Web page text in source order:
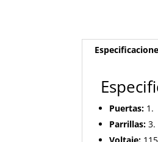
Puertas: 1.
Parrillas: 3.